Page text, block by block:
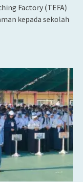
Factory (TEFA)
kepada sekolah